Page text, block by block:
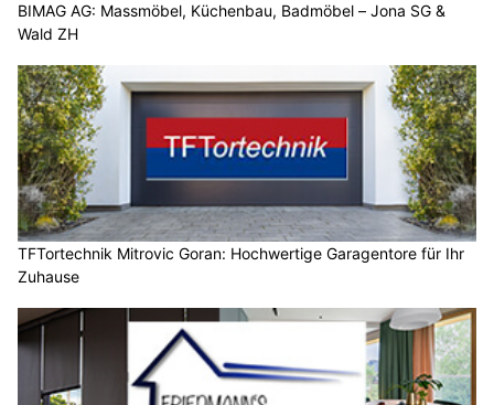
BIMAG AG: Massmöbel, Küchenbau, Badmöbel – Jona SG &
Wald ZH
TFTortechnik Mitrovic Goran: Hochwertige Garagentore für Ihr
Zuhause